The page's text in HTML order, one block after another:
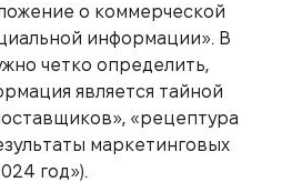
о коммерческой
информации». В
четко определить,
является тайной
«рецептура
маркетинговых
год»).